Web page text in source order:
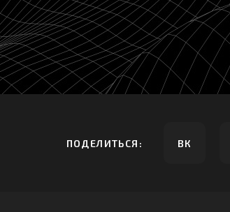
ПОДЕЛИТЬСЯ: ВК